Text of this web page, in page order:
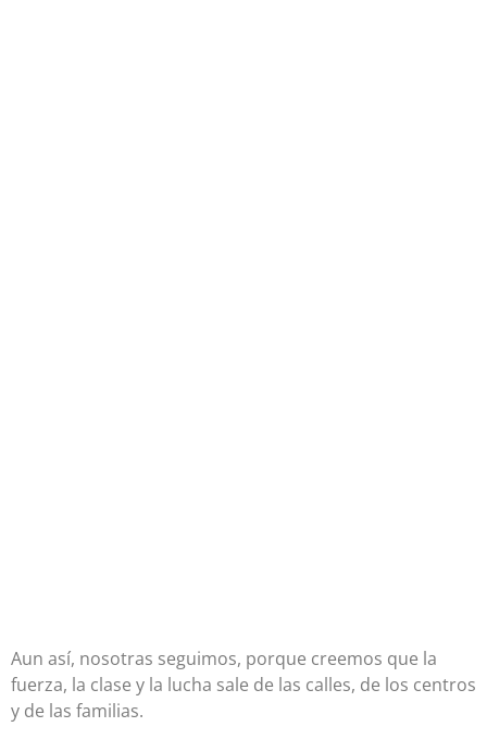
Aun así, nosotras seguimos, porque creemos que la
fuerza, la clase y la lucha sale de las calles, de los centros
y de las familias.